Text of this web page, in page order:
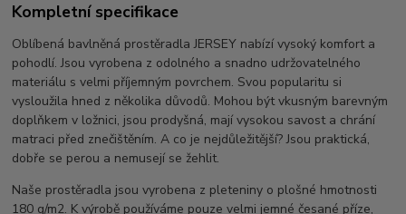
Kompletní specifikace
Oblíbená bavlněná prostěradla JERSEY nabízí vysoký komfort a
pohodlí. Jsou vyrobena z odolného a snadno udržovatelného
materiálu s velmi příjemným povrchem. Svou popularitu si
vysloužila hned z několika důvodů. Mohou být vkusným barevným
doplňkem v ložnici, jsou prodyšná, mají vysokou savost a chrání
matraci před znečištěním. A co je nejdůležitější? Jsou praktická,
dobře se perou a nemusejí se žehlit.
Naše prostěradla jsou vyrobena z pleteniny o plošné hmotnosti
180 g/m2. K výrobě používáme pouze velmi jemné česané příze,